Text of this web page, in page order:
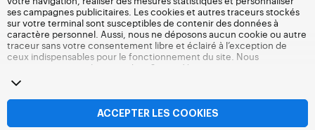
ses campagnes publicitaires. Les cookies et autres traceurs stockés
sur votre terminal sont susceptibles de contenir des données à
caractère personnel. Aussi, nous ne déposons aucun cookie ou autre
traceur sans votre consentement libre et éclairé à l’exception de
ceux indispensables pour le fonctionnement du site. Nous
conservons votre choix pendant 6 mois. Vous pouvez retirer votre
consentement à tout moment en vous rendant sur la
autres traceurs
accepter le dépôt de cookies ou autres traceurs. Le refus ne fait pas
obstacle à l’accès aux services Distriauto.lu. Pour plus d’informations,
nous vous invitons à consulter
ACCEPTER LES COOKIES